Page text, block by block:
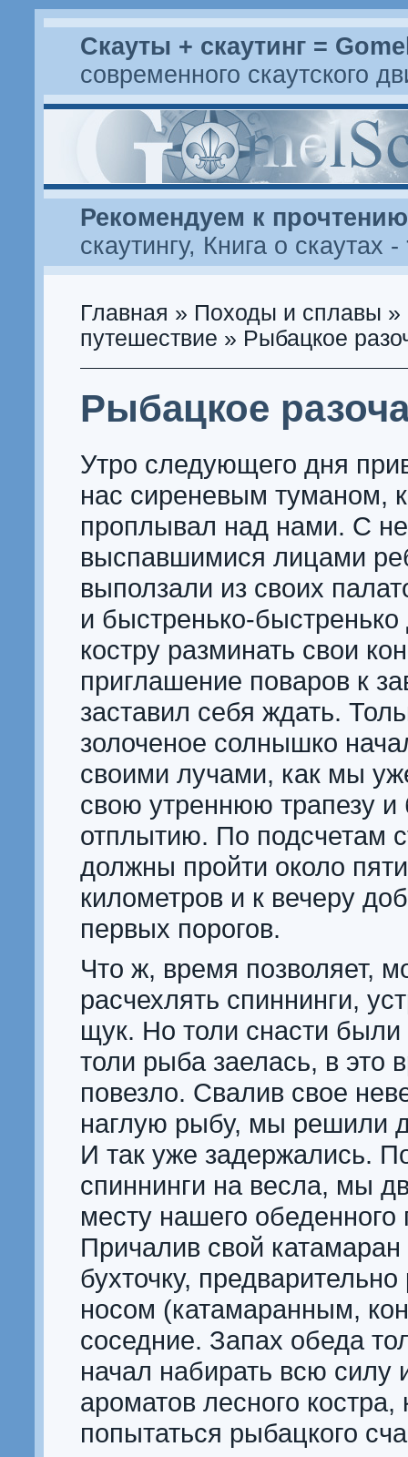
Скауты + скаутинг =
современного скаутского
Рекомендуем к прочтению
скаутингу, Книга о скаутах -
Главная » Походы и сплавы »
путешествие » Рыбацкое
Рыбацкое
Утро следующего дня
нас сиреневым туманом,
проплывал над нами. С не
выспавшимися лицами
выползали из своих
и быстренько-быстренько
костру разминать свои
приглашение поваров к
заставил себя ждать.
золоченое солнышко
своими лучами, как мы
свою утреннюю трапезу и
отплытию. По подсчетам
должны пройти около
километров и к вечеру
первых порогов.
Что ж, время позволяет,
расчехлять спиннинги,
щук. Но толи снасти
толи рыба заелась, в это
повезло. Свалив свое
наглую рыбу, мы решили
И так уже задержались.
спиннинги на весла, мы
месту нашего
Причалив свой
бухточку, предварительно
носом (катамаранным,
соседние. Запах обеда
начал набирать всю силу
ароматов лесного
попытаться рыбацкого